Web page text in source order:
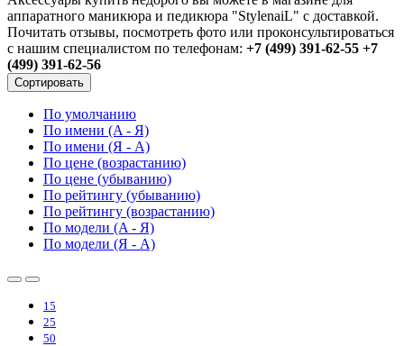
аппаратного маникюра и педикюра "StylenaiL" с доставкой.
Почитать отзывы, посмотреть фото или проконсультироваться
с нашим специалистом по телефонам: +7 (499) 391-62-55 +7
(499) 391-62-56
Сортировать
По умолчанию
По имени (A - Я)
По имени (Я - A)
По цене (возрастанию)
По цене (убыванию)
По рейтингу (убыванию)
По рейтингу (возрастанию)
По модели (A - Я)
По модели (Я - A)
15
25
50